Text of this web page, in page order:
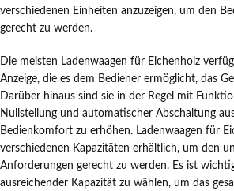
verschiedenen Einheiten anzuzeigen, um den
gerecht zu werden.
Die meisten Ladenwaagen für Eichenholz
Anzeige, die es dem Bediener ermöglicht, das
Darüber hinaus sind sie in der Regel mit
Nullstellung und automatischer Abschaltung
Bedienkomfort zu erhöhen. Ladenwaagen für
verschiedenen Kapazitäten erhältlich, um den
Anforderungen gerecht zu werden. Es ist
ausreichender Kapazität zu wählen, um das